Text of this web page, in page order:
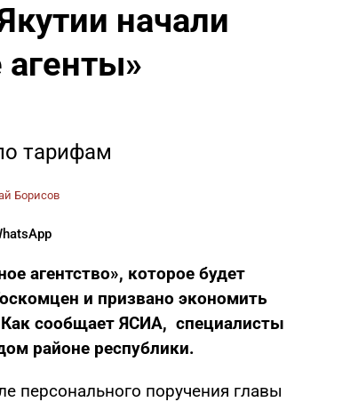
начали
тарифам
Борисов
агентство», которое будет
и призвано экономить
сообщает ЯСИА, специалисты
районе республики.
персонального поручения главы